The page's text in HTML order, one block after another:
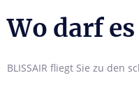
Wo darf
BLISSAIR fliegt Sie zu den